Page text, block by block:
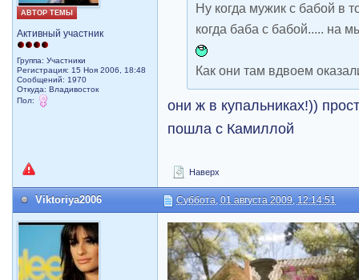
АВТОР ТЕМЫ
Активный участник
Группа: Участники
Регистрация: 15 Ноя 2006, 18:48
Сообщений: 1970
Откуда: Владивосток
Пол:
Ну когда мужик с бабой в
когда баба с бабой..... на
Как они там вдвоем
они ж в купальниках!))
пошла с Камиллой
Наверх
Viktoriya2006 Суббота, 01 августа 2009, 12:14:51